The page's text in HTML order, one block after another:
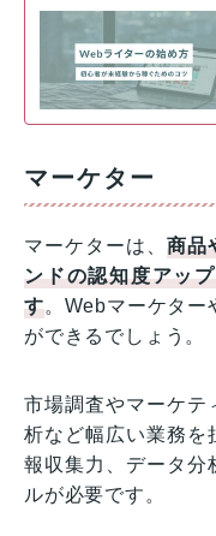
マーケター
マーケターは、商品
ンドの認知度アッ
す。Webマーケター
ができるでしょう。
市場調査やマーケテ
析など幅広い業務を
報収集力、データ分
ルが必要です。